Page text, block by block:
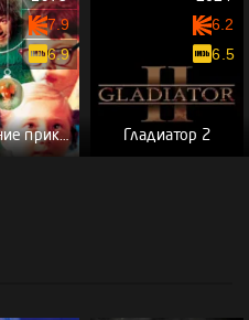
Новогодние приключения Маши и Вити
7.9
6.9
Гладиатор 2
6.2
6.5